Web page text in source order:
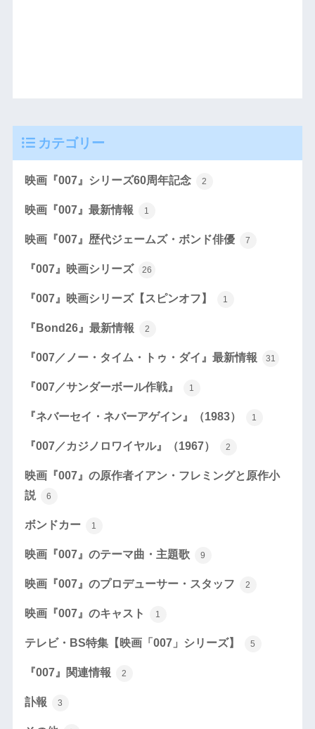
カテゴリー
映画『007』シリーズ60周年記念 2
映画『007』最新情報 1
映画『007』歴代ジェームズ・ボンド俳優 7
『007』映画シリーズ 26
『007』映画シリーズ【スピンオフ】 1
『Bond26』最新情報 2
『007／ノー・タイム・トゥ・ダイ』最新情報 31
『007／サンダーボール作戦』 1
『ネバーセイ・ネバーアゲイン』（1983） 1
『007／カジノロワイヤル』（1967） 2
映画『007』の原作者イアン・フレミングと原作小
説
6
ボンドカー 1
映画『007』のテーマ曲・主題歌 9
映画『007』のプロデューサー・スタッフ 2
映画『007』のキャスト 1
テレビ・BS特集【映画「007」シリーズ】 5
『007』関連情報 2
訃報 3